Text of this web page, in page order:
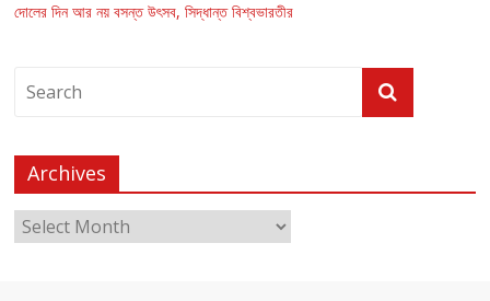
দোলের দিন আর নয় বসন্ত উৎসব, সিদ্ধান্ত বিশ্বভারতীর
Archives